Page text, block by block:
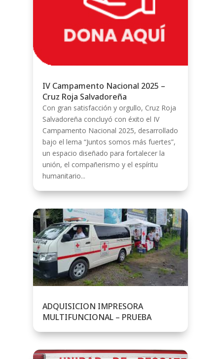
IV Campamento Nacional 2025 –
Cruz Roja Salvadoreña
Con gran satisfacción y orgullo, Cruz Roja
Salvadoreña concluyó con éxito el IV
Campamento Nacional 2025, desarrollado
bajo el lema “Juntos somos más fuertes”,
un espacio diseñado para fortalecer la
unión, el compañerismo y el espíritu
humanitario...
ADQUISICION IMPRESORA
MULTIFUNCIONAL – PRUEBA